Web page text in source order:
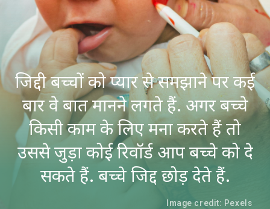
Image credit: Pexels
जिद्दी बच्चों को प्यार से समझाने पर कई
बार वे बात मानने लगते हैं. अगर बच्चे
किसी काम के लिए मना करते हैं तो
उससे जुड़ा कोई रिवॉर्ड आप बच्चे को दे
सकते हैं. बच्चे जिद्द छोड़ देते हैं.